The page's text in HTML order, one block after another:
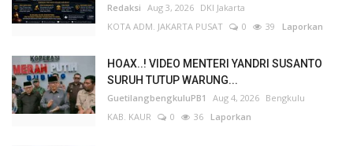
Redaksi Aug 3, 2026 DKI Jakarta
KOTA ADM. JAKARTA PUSAT
0 39 Laporkan
HOAX..! VIDEO MENTERI YANDRI SUSANTO
SURUH TUTUP WARUNG...
GuetilangbengkuluPB1 Aug 4, 2026 Bengkulu
KAB. KAUR
0 36 Laporkan